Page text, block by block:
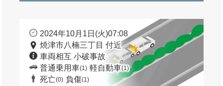
2024年10月1日(火)07:08
焼津市八楠三丁目 付近
車両相互 小破事故
普通乗用車(1) 軽自動車(1)
死亡(0) 負傷(1)